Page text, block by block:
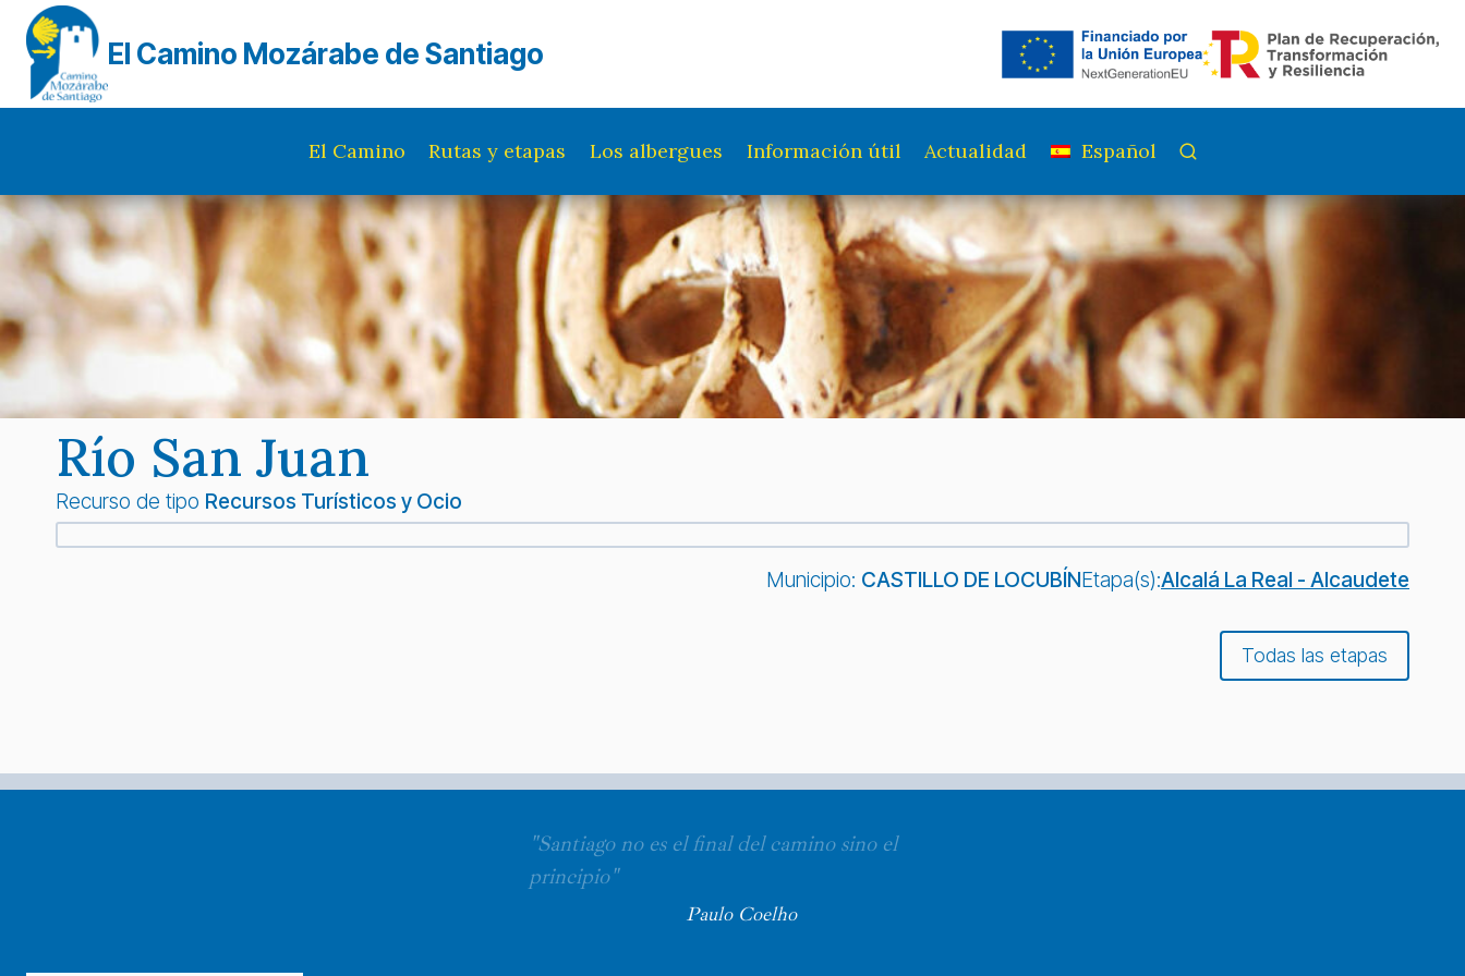
Saltar
contenido
El Camino Mozárabe de Santiago
El Camino Rutas y etapas Los albergues Información útil Actualidad Español
Río San Juan
Recurso de tipo Recursos Turísticos y Ocio
Municipio: CASTILLO DE LOCUBÍNEtapa(s):Alcalá La Real - Alcaudete
Todas las etapas
"Santiago no es el final del camino sino el
principio"
Paulo Coelho